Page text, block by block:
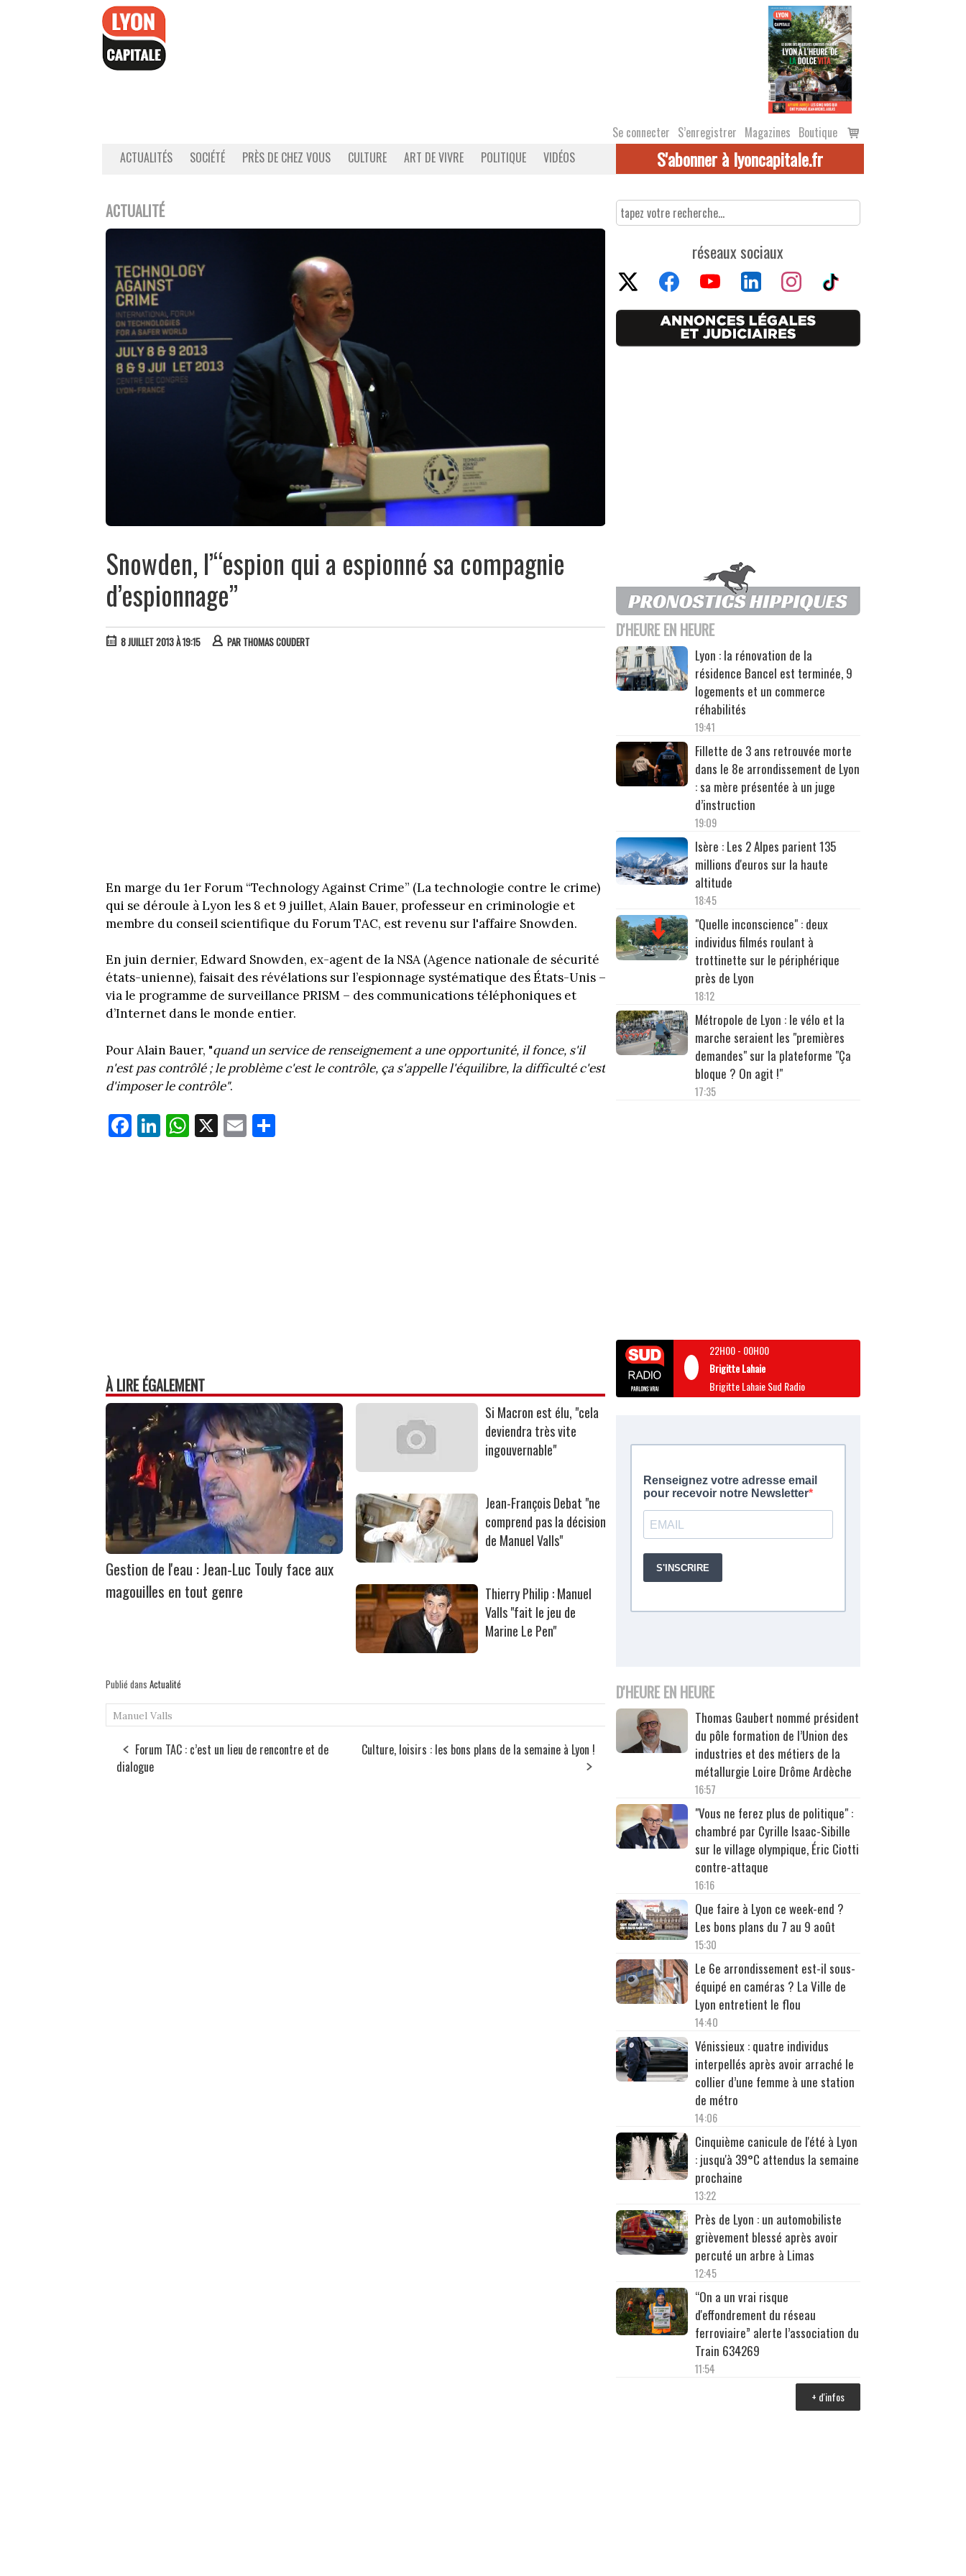
Se connecter S’enregistrer Magazines Boutique
Voir
le
ACTUALITÉS SOCIÉTÉ PRÈS DE CHEZ VOUS CULTURE ART DE VIVRE POLITIQUE VIDÉOS S'abonner à lyoncapitale.fr
ACTUALITÉ
Snowden, l’“espion qui a espionné sa compagnie
d’espionnage”
8 JUILLET 2013 À 19:15 PAR THOMAS COUDERT
En marge du 1er Forum “Technology Against Crime” (La technologie contre le crime)
qui se déroule à Lyon les 8 et 9 juillet, Alain Bauer, professeur en criminologie et
membre du conseil scientifique du Forum TAC, est revenu sur l'affaire Snowden.
En juin dernier, Edward Snowden, ex-agent de la NSA (Agence nationale de sécurité
états-unienne), faisait des révélations sur l’espionnage systématique des États-Unis –
via le programme de surveillance PRISM – des communications téléphoniques et
d’Internet dans le monde entier.
Pour Alain Bauer, "quand un service de renseignement a une opportunité, il fonce, s'il
n'est pas contrôlé ; le problème c'est le contrôle, ça s'appelle l'équilibre, la difficulté c'est
d'imposer le contrôle".
Fa
ce
Li
nk
W
ha
X E
m
À LIRE ÉGALEMENT
Gestion de l'eau : Jean-Luc Touly face aux
magouilles en tout genre
Si Macron est élu, "cela
deviendra très vite
ingouvernable"
Jean-François Debat "ne
comprend pas la décision
de Manuel Valls"
Thierry Philip : Manuel
Valls "fait le jeu de
Marine Le Pen"
Publié dans Actualité
Manuel Valls
Forum TAC : c’est un lieu de rencontre et de
dialogue
Culture, loisirs : les bons plans de la semaine à Lyon !
réseaux sociaux
D'HEURE EN HEURE
Lyon : la rénovation de la
résidence Bancel est terminée, 9
logements et un commerce
réhabilités
19:41
Fillette de 3 ans retrouvée morte
dans le 8e arrondissement de Lyon
: sa mère présentée à un juge
d’instruction
19:09
Isère : Les 2 Alpes parient 135
millions d'euros sur la haute
altitude
18:45
"Quelle inconscience" : deux
individus filmés roulant à
trottinette sur le périphérique
près de Lyon
18:12
Métropole de Lyon : le vélo et la
marche seraient les "premières
demandes" sur la plateforme "Ça
bloque ? On agit !"
17:35
22H00- 00H00
Brigitte Lahaie
Brigitte Lahaie Sud Radio
D'HEURE EN HEURE
Thomas Gaubert nommé président
du pôle formation de l’Union des
industries et des métiers de la
métallurgie Loire Drôme Ardèche
16:57
"Vous ne ferez plus de politique" :
chambré par Cyrille Isaac-Sibille
sur le village olympique, Éric Ciotti
contre-attaque
16:16
Que faire à Lyon ce week-end ?
Les bons plans du 7 au 9 août
15:30
Le 6e arrondissement est-il sous-
équipé en caméras ? La Ville de
Lyon entretient le flou
14:40
Vénissieux : quatre individus
interpellés après avoir arraché le
collier d’une femme à une station
de métro
14:06
Cinquième canicule de l'été à Lyon
: jusqu'à 39°C attendus la semaine
prochaine
13:22
Près de Lyon : un automobiliste
grièvement blessé après avoir
percuté un arbre à Limas
12:45
“On a un vrai risque
d'effondrement du réseau
ferroviaire” alerte l’association du
Train 634269
11:54
+ d'infos